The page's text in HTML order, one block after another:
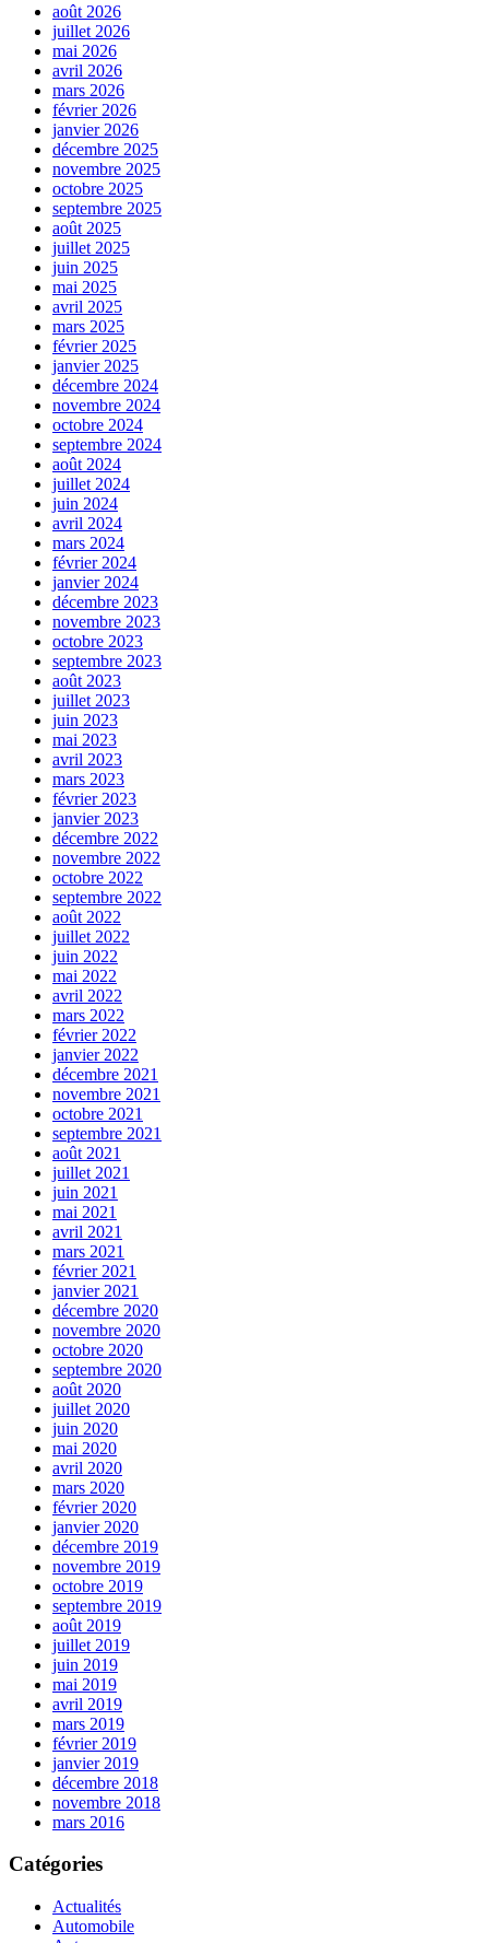
août 2026
juillet 2026
mai 2026
avril 2026
mars 2026
février 2026
janvier 2026
décembre 2025
novembre 2025
octobre 2025
septembre 2025
août 2025
juillet 2025
juin 2025
mai 2025
avril 2025
mars 2025
février 2025
janvier 2025
décembre 2024
novembre 2024
octobre 2024
septembre 2024
août 2024
juillet 2024
juin 2024
avril 2024
mars 2024
février 2024
janvier 2024
décembre 2023
novembre 2023
octobre 2023
septembre 2023
août 2023
juillet 2023
juin 2023
mai 2023
avril 2023
mars 2023
février 2023
janvier 2023
décembre 2022
novembre 2022
octobre 2022
septembre 2022
août 2022
juillet 2022
juin 2022
mai 2022
avril 2022
mars 2022
février 2022
janvier 2022
décembre 2021
novembre 2021
octobre 2021
septembre 2021
août 2021
juillet 2021
juin 2021
mai 2021
avril 2021
mars 2021
février 2021
janvier 2021
décembre 2020
novembre 2020
octobre 2020
septembre 2020
août 2020
juillet 2020
juin 2020
mai 2020
avril 2020
mars 2020
février 2020
janvier 2020
décembre 2019
novembre 2019
octobre 2019
septembre 2019
août 2019
juillet 2019
juin 2019
mai 2019
avril 2019
mars 2019
février 2019
janvier 2019
décembre 2018
novembre 2018
mars 2016
Catégories
Actualités
Automobile